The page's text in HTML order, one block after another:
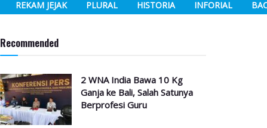
REKAM JEJAK PLURAL HISTORIA INFORIAL
Recommended
2 WNA India Bawa 10 Kg
Ganja ke Bali, Salah Satunya
Berprofesi Guru